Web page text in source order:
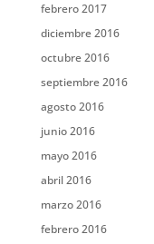
febrero 2017
diciembre 2016
octubre 2016
septiembre 2016
agosto 2016
junio 2016
mayo 2016
abril 2016
marzo 2016
febrero 2016